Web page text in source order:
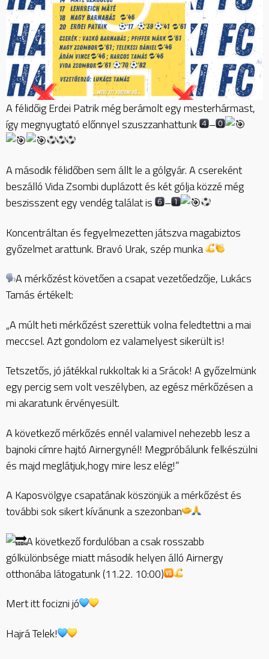
A félidőig Erdei Patrik még berámolt egy mesterhármast,
így megnyugtató előnnyel szuszzanhattunk
–
A második félidőben sem állt le a gólgyár. A csereként
beszálló Vida Zsombi duplázott és két gólja közzé még
beszisszent egy vendég találat is
–
Koncentráltan és fegyelmezetten játszva magabiztos
győzelmet arattunk. Bravó Urak, szép munka
A mérkőzést követően a csapat vezetőedzője, Lukács
Tamás értékelt:
„A múlt heti mérkőzést szerettük volna feledtettni a mai
meccsel. Azt gondolom ez valamelyest sikerült is!
Tetszetős, jó játékkal rukkoltak ki a Srácok! A győzelmünk
egy percig sem volt veszélyben, az egész mérkőzésen a
mi akaratunk érvényesült.
A következő mérkőzés ennél valamivel nehezebb lesz a
bajnoki címre hajtó Airnergynél! Megpróbálunk felkészülni
és majd meglátjuk,hogy mire lesz elég!”
A Kaposvölgye csapatának köszönjük a mérkőzést és
további sok sikert kívánunk a szezonban
A következő fordulóban a csak rosszabb
gólkülönbsége miatt második helyen álló Airnergy
otthonába látogatunk (11.22. 10:00)
Mert itt focizni jó
Hajrá Telek!